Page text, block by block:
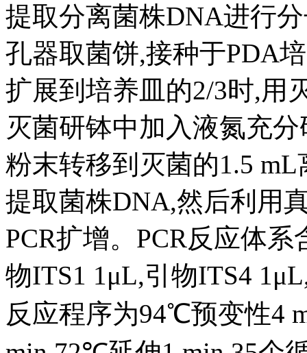
提取分离菌株DNA进行
孔器取菌饼,接种于PDA
扩展到培养皿的2/3时,用
灭菌研钵中加入液氮充
粉末转移到灭菌的1.5
提取菌株DNA,然后利用
PCR扩增。PCR反应体系
物ITS1 1μL,引物ITS4
反应程序为94℃预变性4